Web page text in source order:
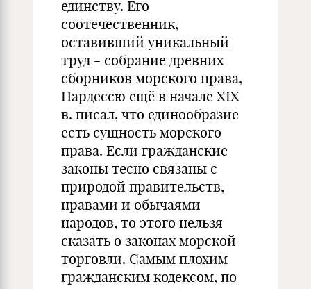
единству. Его
соотечественник,
оставивший уникальный
труд - собрание древних
сборников морского права,
Пардессю ещё в начале XIX
в. писал, что единообразие
есть сущность морского
права. Если гражданские
законы тесно связаны с
природой правительств,
нравами и обычаями
народов, то этого нельзя
сказать о законах морской
торговли. Самым плохим
гражданским кодексом, по